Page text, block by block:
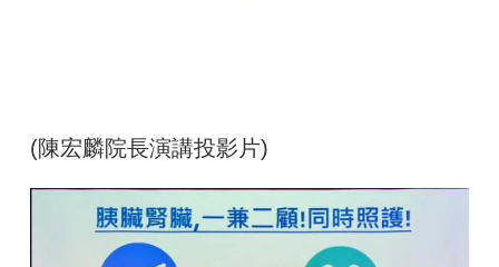
(陳宏麟院長演講投影片)